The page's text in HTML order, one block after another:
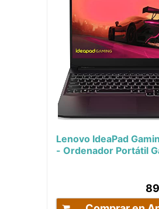
Lenovo IdeaPad
- Ordenador Portátil
15.6" FullHD 60Hz